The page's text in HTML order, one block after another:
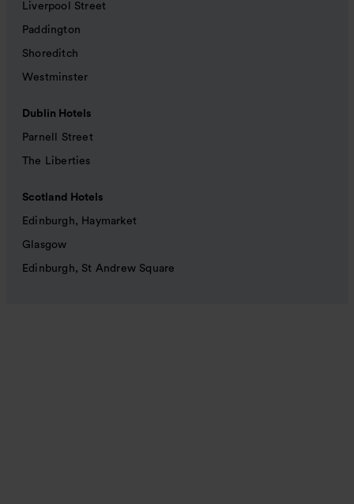
Liverpool Street
Paddington
Shoreditch
Westminster
Dublin Hotels
Parnell Street
The Liberties
Scotland Hotels
Edinburgh, Haymarket
Glasgow
Edinburgh, St Andrew Square